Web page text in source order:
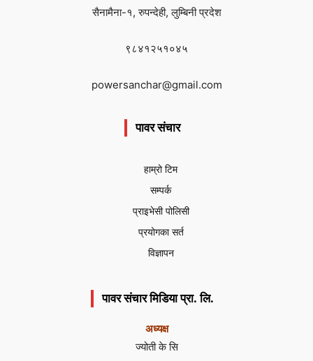
सैनामैना-१, रुपन्देही, लुम्बिनी प्रदेश
९८४१२५१०४५
powersanchar@gmail.com
पावर संचार
हाम्रो टिम
सम्पर्क
प्राइभेसी पोलिसी
प्रयोगका सर्त
विज्ञापन
पावर संचार मिडिया प्रा. लि.
अध्यक्ष
ज्योती के सि